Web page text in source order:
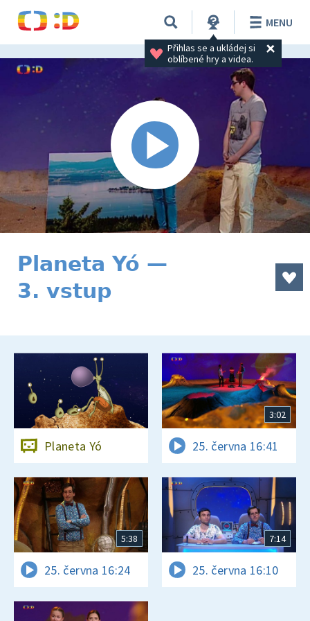
Přihlas se a ukládej si
oblíbené hry a videa.
MENU
Planeta Yó —
3. vstup
Planeta Yó
3:02
25. června 16:41
5:38
25. června 16:24
7:14
25. června 16:10